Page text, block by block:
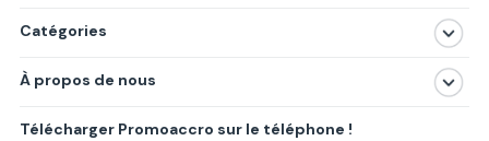
Catégories
Produits
À propos de nous
Politique de confidentialité
Télécharger Promoaccro sur le téléphone !